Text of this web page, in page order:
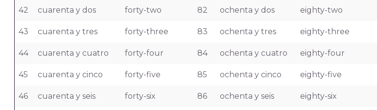
42 cuarenta y dos forty-two 82 ochenta y dos eighty-two
43 cuarenta y tres forty-three 83 ochenta y tres eighty-three
44 cuarenta y cuatro forty-four 84 ochenta y cuatro eighty-four
45 cuarenta y cinco forty-five 85 ochenta y cinco eighty-five
46 cuarenta y seis forty-six 86 ochenta y seis eighty-six